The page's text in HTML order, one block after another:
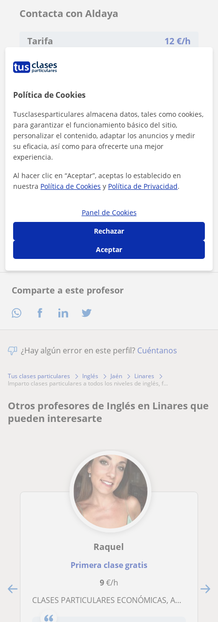
Comparte a este profesor
Contacta con Aldaya
Tarifa 12 €/h
Al hacer clic, aceptas nuestro aviso legaly de
¿Hay algún error en este perfil? Cuéntanos
Tus clases particulares Inglés Jaén
Linares
imparto clases particulares a todos los niveles de inglés, f...
Otros profesores de Inglés en Linares que
pueden interesarte
Raquel
Primera clase gratis
9€/h
CLASES PARTICULARES ECONÓMICAS, APOYO ESCOLAR Y PREPARACIÓN DE EXÁMENES (TODAS LAS MATERIAS)
Política de Cookies
Tusclasesparticulares almacena datos, tales como cookies,
para garantizar el funcionamiento básico del sitio,
personalizar el contenido, adaptar los anuncios y medir
su eficacia, así como para ofrecerte una mejor
experiencia.
Al hacer clic en “Aceptar”, aceptas lo establecido en
nuestra Política de Cookies y Política de Privacidad.
Panel de Cookies
Rechazar
Aceptar